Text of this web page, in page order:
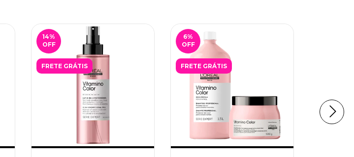
14%
OFF
FRETE GRÁTIS
6%
OFF
FRETE GRÁTIS